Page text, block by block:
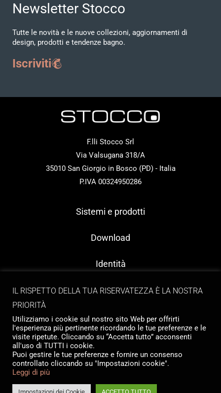
Newsletter Stocco
Tutte le novità e le nuove collezioni, aggiornamenti di
design, prodotti e tendenze bagno.
Iscriviti
F.lli Stocco Srl
Via Valsugana 318/A
35010 San Giorgio in Bosco (PD) - Italia
P.IVA 00324950286
Sistemi e prodotti
Download
Identità
Contatti
Copyright © 2026 Tailormade Stocco
Website byBabel Studio
IL RISPETTO DELLA TUA RISERVATEZZA È LA NOSTRA
PRIORITÀ
Utilizziamo i cookie sul nostro sito Web per offrirti
l'esperienza più pertinente ricordando le tue preferenze e le
visite ripetute. Cliccando su “Accetta tutto” acconsenti
all'uso di TUTTI i cookie.
Puoi gestire le tue preferenze e fornire un consenso
controllato cliccando su "Impostazioni cookie".
Leggi di più